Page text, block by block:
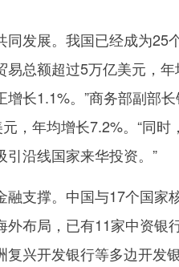
展。我国已经成为25个
总额超过5万亿美元，年
长1.1%。”商务部副部
，年均增长7.2%。“同时
沿线国家来华投资。”
撑。中国与17个国家核
外布局，已有11家中资银
兴开发银行等多边开发